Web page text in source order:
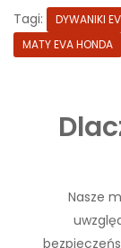
Tagi: DYWANIKI
MATY EVA HONDA
Nasze